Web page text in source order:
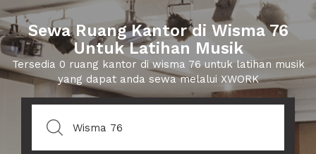
Sewa Ruang Kantor di Wisma 76
Untuk Latihan Musik
Tersedia 0 ruang kantor di wisma 76 untuk latihan musik
yang dapat anda sewa melalui XWORK